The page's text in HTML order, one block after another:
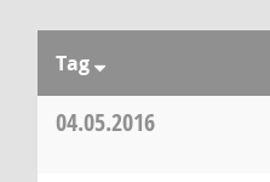
Tag
04.05.2016